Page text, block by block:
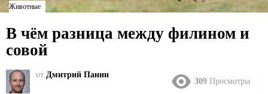
Животные
В чём разница между филином и
совой
от Дмитрий Панин
309 Просмотры